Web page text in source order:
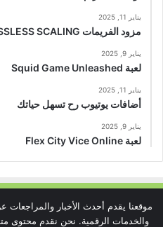
يناير 11, 2025
مزود الفريمات LOSSLESS SCALING
يناير 9, 2025
لعبة Squid Game Unleashed
يناير 11, 2025
أضافات يوتيوب رح تسهل حياتك
يناير 9, 2025
لعبة Flex City Vice Online
موقعنا يقدم أحدث الأخبار والمراجعات
والخدمات الرقمية. نحن نقدم محتوى